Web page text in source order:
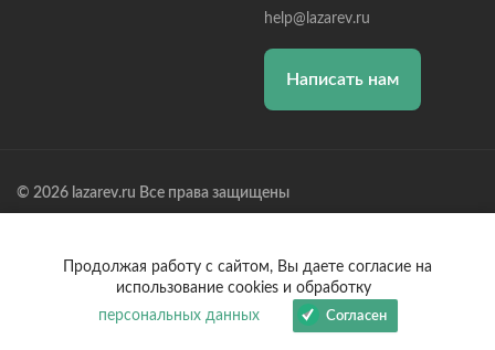
help@lazarev.ru
Написать нам
© 2026 lazarev.ru Все права защищены
Банк: ОАО "АЛЬФА-БАНК" БИК: 044525593, К/С:
30101810200000000593
Продолжая работу с сайтом, Вы даете согласие на
использование cookies и обработку
персональных данных
Согласен